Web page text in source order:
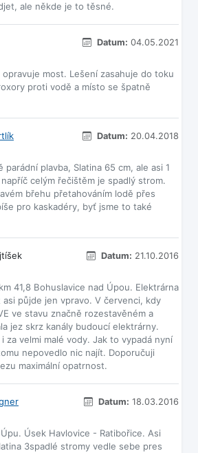
Datum: 04.05.2021
most. Lešení zasahuje do toku
proti vodě a místo se špatně
Datum: 20.04.2018
plavba, Slatina 65 cm, ale asi 1
celým řečištěm je spadlý strom.
břehu přetahováním lodě přes
pro kaskadéry, byť jsme to také
Datum: 21.10.2016
41,8 Bohuslavice nad Úpou. Elektrárna
půjde jen vpravo. V červenci, kdy
ve stavu značně rozestavěném a
jez skrz kanály budoucí elektrárny.
za velmi malé vody. Jak to vypadá nyní
nepovedlo nic najít. Doporučuji
Datum: 18.03.2016
Úsek Havlovice - Ratibořice. Asi
3spadlé stromy vedle sebe pres